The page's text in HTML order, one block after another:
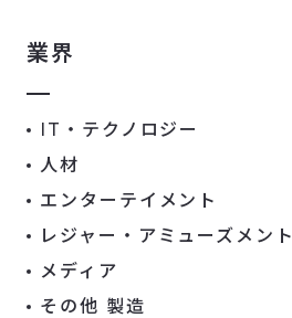
業界
IT・テクノロジー
人材
エンターテイメント
レジャー・アミューズメント
メディア
その他 製造